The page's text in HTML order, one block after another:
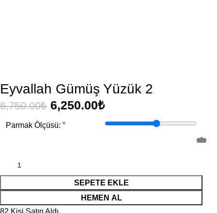
Eyvallah Gümüş Yüzük 2
6,750.00₺ 6,250.00₺
Parmak Ölçüsü: *
SEPETE EKLE
HEMEN AL